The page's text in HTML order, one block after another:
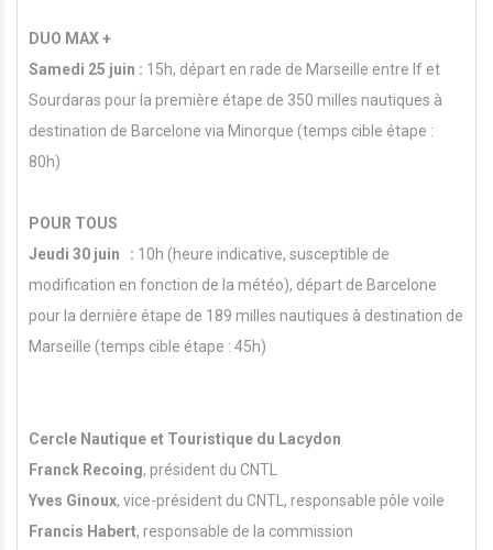
DUO MAX +
Samedi 25 juin : 15h, départ en rade de Marseille entre If et
Sourdaras pour la première étape de 350 milles nautiques à
destination de Barcelone via Minorque (temps cible étape :
80h)
POUR TOUS
Jeudi 30 juin : 10h (heure indicative, susceptible de
modification en fonction de la météo), départ de Barcelone
pour la dernière étape de 189 milles nautiques à destination de
Marseille (temps cible étape : 45h)
Cercle Nautique et Touristique du Lacydon
Franck Recoing, président du CNTL
Yves Ginoux, vice-président du CNTL, responsable pôle voile
Francis Habert, responsable de la commission